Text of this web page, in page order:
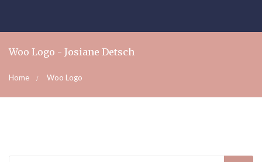
Woo Logo - Josiane Detsch
Home Woo Logo